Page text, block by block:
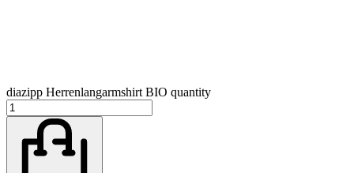
diazipp Herrenlangarmshirt BIO quantity